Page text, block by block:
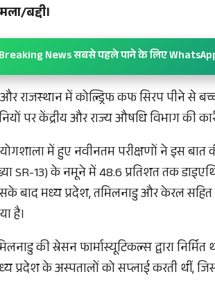
बद्दी।
News सबसे पहले पाने के लिए
राजस्थान में कोल्ड्रिफ कफ सिरप पीने से
पर केंद्रीय और राज्य औषधि विभाग की
में हुए नवीनतम परीक्षणों ने इस
SR-13) के नमूने में 48.6 प्रतिशत तक
बाद मध्य प्रदेश, तमिलनाडु और केरल सहित
है।
की स्रेसन फार्मास्यूटिकल्स द्वारा
प्रदेश के अस्पतालों को सप्लाई करती